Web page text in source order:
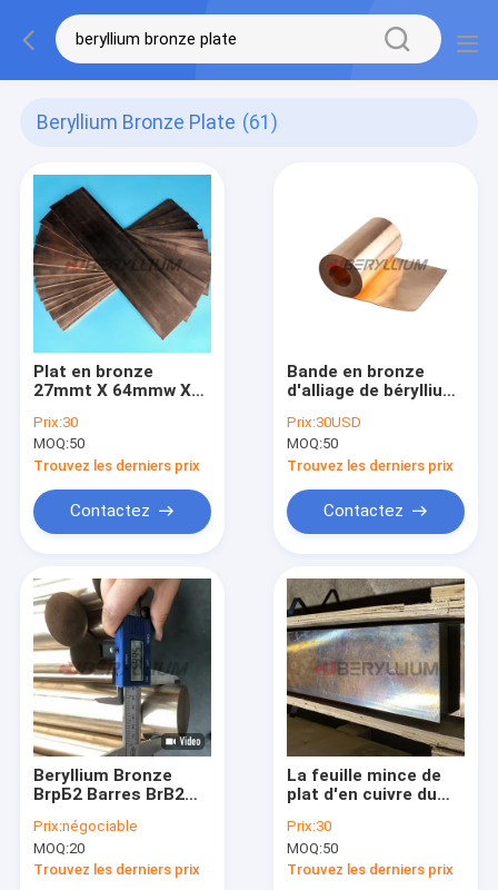
Beryllium Bronze Plate (61)
Plat en bronze
27mmt X 64mmw X
béryllium C17200
avec l'état TB00
Prix:30
MOQ:50
Trouvez les derniers prix
Contactez
Bande en bronze
d'alliage de béryllium
par ASTM standard
de haute résistance
Prix:30USD
MOQ:50
Trouvez les derniers prix
Contactez
Beryllium Bronze
BrрБ2 Barres BrB2
15835 Taille 3 mm 10
mm 20 mm 50 mm 60
mm
Prix:négociable
MOQ:20
Trouvez les derniers prix
La feuille mince de
plat d'en cuivre du
poli
Prix:30
MOQ:50
Trouvez les derniers prix